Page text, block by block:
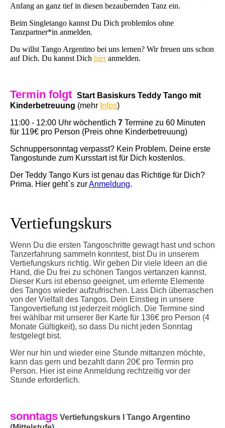
Anfang an ganz tief in diesen bezaubernden Tanz ein.
Beim Singletango kannst Du Dich problemlos ohne
Tanzpartner*in anmelden.
Du willst Tango Argentino bei uns lernen? Wir freuen uns schon
auf Dich. Du kannst Dich hieranmelden.
Termin folgt Start Basiskurs Teddy Tango mit
Kinderbetreuung (mehr Infos)
11:00 - 12:00 Uhr wöchentlich 7 Termine zu 60 Minuten
für 119€ pro Person (Preis ohne Kinderbetreuung)
Schnuppersonntag verpasst? Kein Problem. Deine erste
Tangostunde zum Kursstart ist für Dich kostenlos.
Der Teddy Tango Kurs ist genau das Richtige für Dich?
Prima. Hier geht`s zurAnmeldung.
Vertiefungskurs
Wenn Du die ersten Tangoschritte gewagt hast und schon
Tanzerfahrung sammeln konntest, bist Du in unserem
Vertiefungskurs richtig. Wir geben Dir viele Ideen an die
Hand, die Du frei zu schönen Tangos vertanzen kannst.
Dieser Kurs ist ebenso geeignet, um erlernte Elemente
des Tangos wieder aufzufrischen. Lass Dich überraschen
von der Vielfalt des Tangos. Dein Einstieg in unsere
Tangovertiefung ist jederzeit möglich. Die Termine sind
frei wählbar mit unserer 8er Karte für 136€ pro Person (4
Monate Gültigkeit), so dass Du nicht jeden Sonntag
festgelegt bist.
Wer nur hin und wieder eine Stunde mittanzen möchte,
kann das gern und bezahlt dann 20€ pro Termin pro
Person. Hier ist eine Anmeldung rechtzeitig vor der
Stunde erforderlich.
sonntags Vertiefungskurs I Tango Argentino